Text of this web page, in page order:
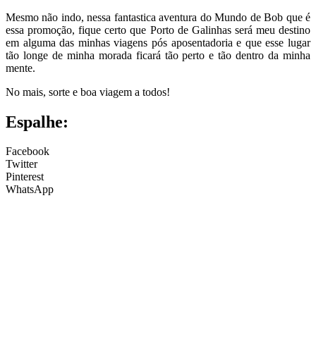
Mesmo não indo, nessa fantastica aventura do Mundo de Bob que é
essa promoção, fique certo que Porto de Galinhas será meu destino
em alguma das minhas viagens pós aposentadoria e que esse lugar
tão longe de minha morada ficará tão perto e tão dentro da minha
mente.
No mais, sorte e boa viagem a todos!
Espalhe:
Facebook
Twitter
Pinterest
WhatsApp